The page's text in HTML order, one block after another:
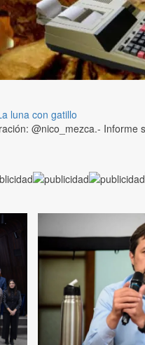
luna con gatillo
@nico_mezca.-